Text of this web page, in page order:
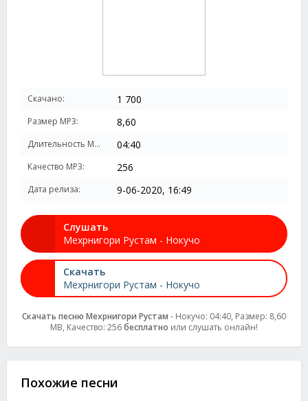
Скачано: 1 700
Размер MP3: 8,60
Длительность MP3: 04:40
Качество MP3: 256
Дата релиза: 9-06-2020, 16:49
Слушать
Мехрнигори Рустам - Нокучо
Скачать
Мехрнигори Рустам - Нокучо
Скачать песню Мехрнигори Рустам - Нокучо: 04:40, Размер: 8,60
MB, Качество: 256бесплатно или слушать онлайн!
Похожие песни